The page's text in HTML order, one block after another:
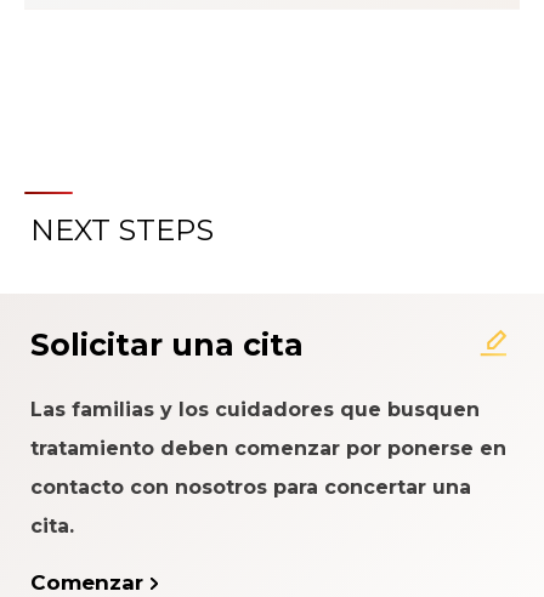
Acerca del Sistema de
del Paciente
NEXT STEPS
Solicitar una cita
Las familias y los cuidadores que busquen
tratamiento deben comenzar por ponerse en
contacto con nosotros para concertar una
cita.
Comenzar